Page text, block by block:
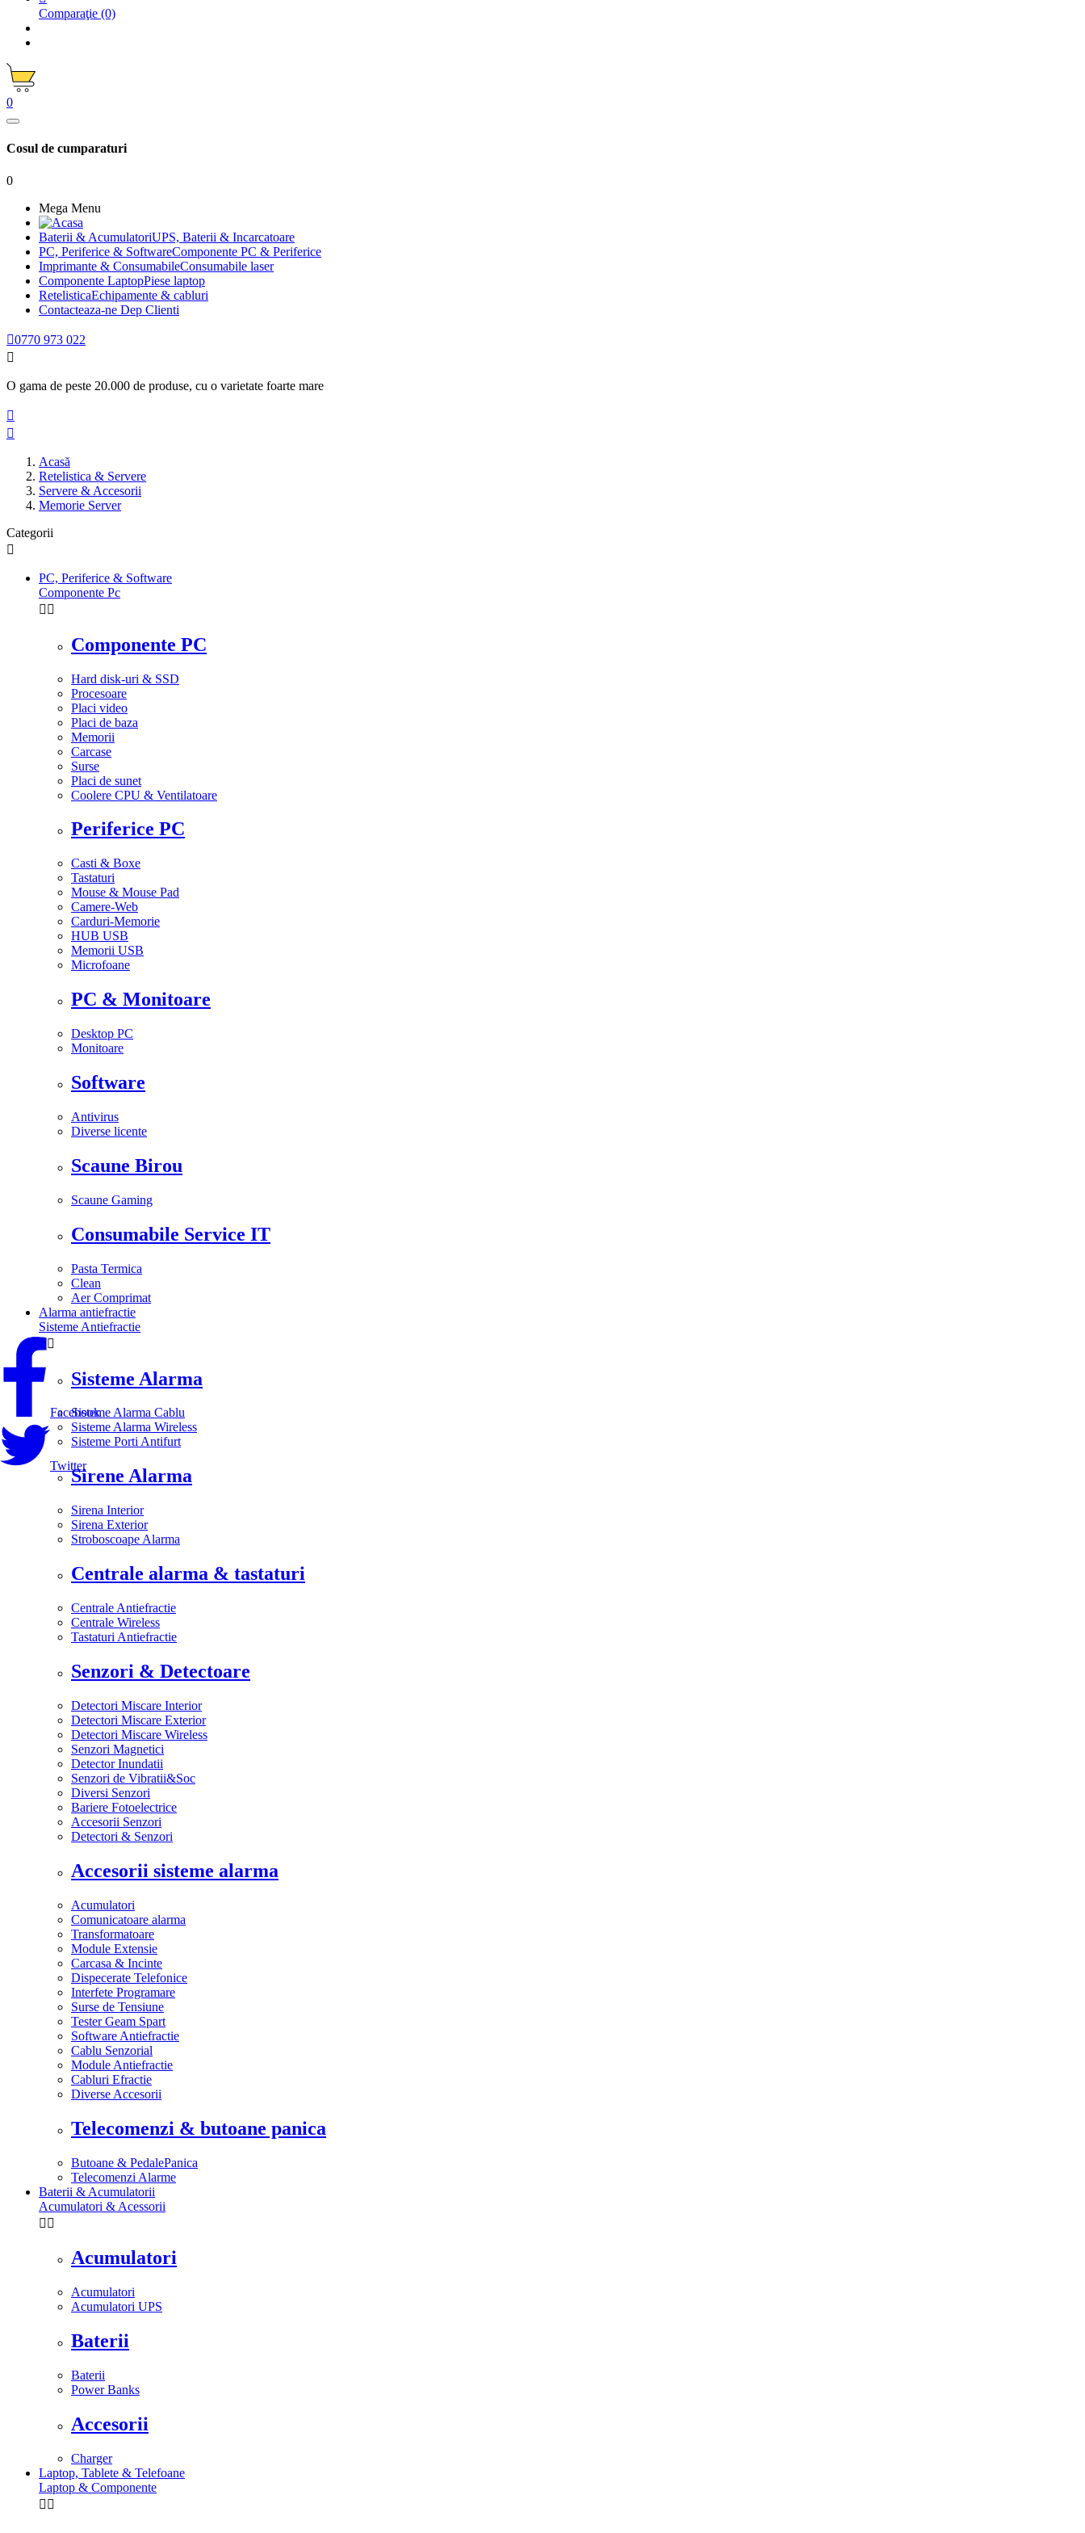
Comparaţie (0)
0
Cosul de cumparaturi
0
Mega Menu
Baterii & AcumulatoriUPS, Baterii & Incarcatoare
PC, Periferice & SoftwareComponente PC & Periferice
Imprimante & ConsumabileConsumabile laser
Componente LaptopPiese laptop
RetelisticaEchipamente & cabluri
Contacteaza-ne Dep Clienti
0770 973 022

O gama de peste 20.000 de produse, cu o varietate foarte mare


Acasă
Retelistica & Servere
Servere & Accesorii
Memorie Server
Categorii

PC, Periferice & Software
Componente Pc
 
Componente PC
Hard disk-uri & SSD
Procesoare
Placi video
Placi de baza
Memorii
Carcase
Surse
Placi de sunet
Coolere CPU & Ventilatoare
Periferice PC
Casti & Boxe
Tastaturi
Mouse & Mouse Pad
Camere-Web
Carduri-Memorie
HUB USB
Memorii USB
Microfoane
PC & Monitoare
Desktop PC
Monitoare
Software
Antivirus
Diverse licente
Scaune Birou
Scaune Gaming
Consumabile Service IT
Pasta Termica
Clean
Aer Comprimat
Alarma antiefractie
Sisteme Antiefractie

Sisteme Alarma
Sisteme Alarma Cablu
Sisteme Alarma Wireless
Sisteme Porti Antifurt
Sirene Alarma
Sirena Interior
Sirena Exterior
Stroboscoape Alarma
Centrale alarma & tastaturi
Centrale Antiefractie
Centrale Wireless
Tastaturi Antiefractie
Senzori & Detectoare
Detectori Miscare Interior
Detectori Miscare Exterior
Detectori Miscare Wireless
Senzori Magnetici
Detector Inundatii
Senzori de Vibratii&Soc
Diversi Senzori
Bariere Fotoelectrice
Accesorii Senzori
Detectori & Senzori
Accesorii sisteme alarma
Acumulatori
Comunicatoare alarma
Transformatoare
Module Extensie
Carcasa & Incinte
Dispecerate Telefonice
Interfete Programare
Surse de Tensiune
Tester Geam Spart
Software Antiefractie
Cablu Senzorial
Module Antiefractie
Cabluri Efractie
Diverse Accesorii
Telecomenzi & butoane panica
Butoane & PedalePanica
Telecomenzi Alarme
Baterii & Acumulatorii
Acumulatori & Acessorii
 
Acumulatori
Acumulatori
Acumulatori UPS
Baterii
Baterii
Power Banks
Accesorii
Charger
Laptop, Tablete & Telefoane
Laptop & Componente
 
Facebook
Twitter